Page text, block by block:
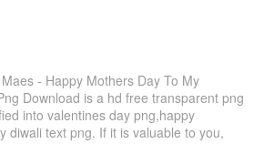
- Happy Mothers Day To My
Download is a hd free transparent png
into valentines day png,happy
diwali text png. If it is valuable to you,